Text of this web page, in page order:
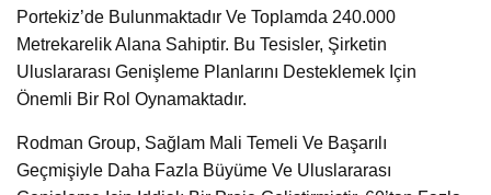
Portekiz’de Bulunmaktadır Ve Toplamda 240.000
Metrekarelik Alana Sahiptir. Bu Tesisler, Şirketin
Uluslararası Genişleme Planlarını Desteklemek Için
Önemli Bir Rol Oynamaktadır.
Rodman Group, Sağlam Mali Temeli Ve Başarılı
Geçmişiyle Daha Fazla Büyüme Ve Uluslararası